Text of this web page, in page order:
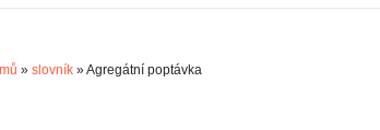
»slovník» Agregátní poptávka